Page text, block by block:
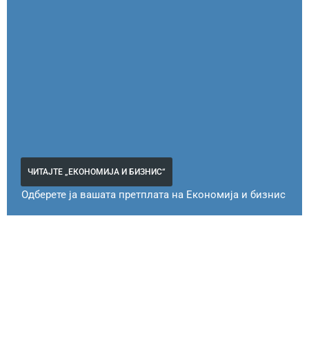
ЧИТАЈТЕ „ЕКОНОМИЈА И БИЗНИС“
Одберете ја вашата претплата на Економија и бизнис